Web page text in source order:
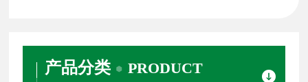
产品分类 PRODUCT